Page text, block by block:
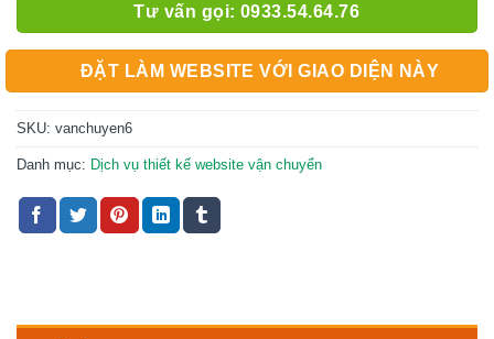
Tư vấn gọi: 0933.54.64.76
ĐẶT LÀM WEBSITE VỚI GIAO DIỆN NÀY
SKU: vanchuyen6
Danh mục: Dịch vụ thiết kế website vận chuyển